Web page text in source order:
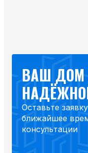
ВАШ ДОМ
Оставьте
ближайшее
консультации